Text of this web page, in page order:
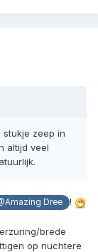
zeep in
altijd veel
Dree !
brede
op nuchtere